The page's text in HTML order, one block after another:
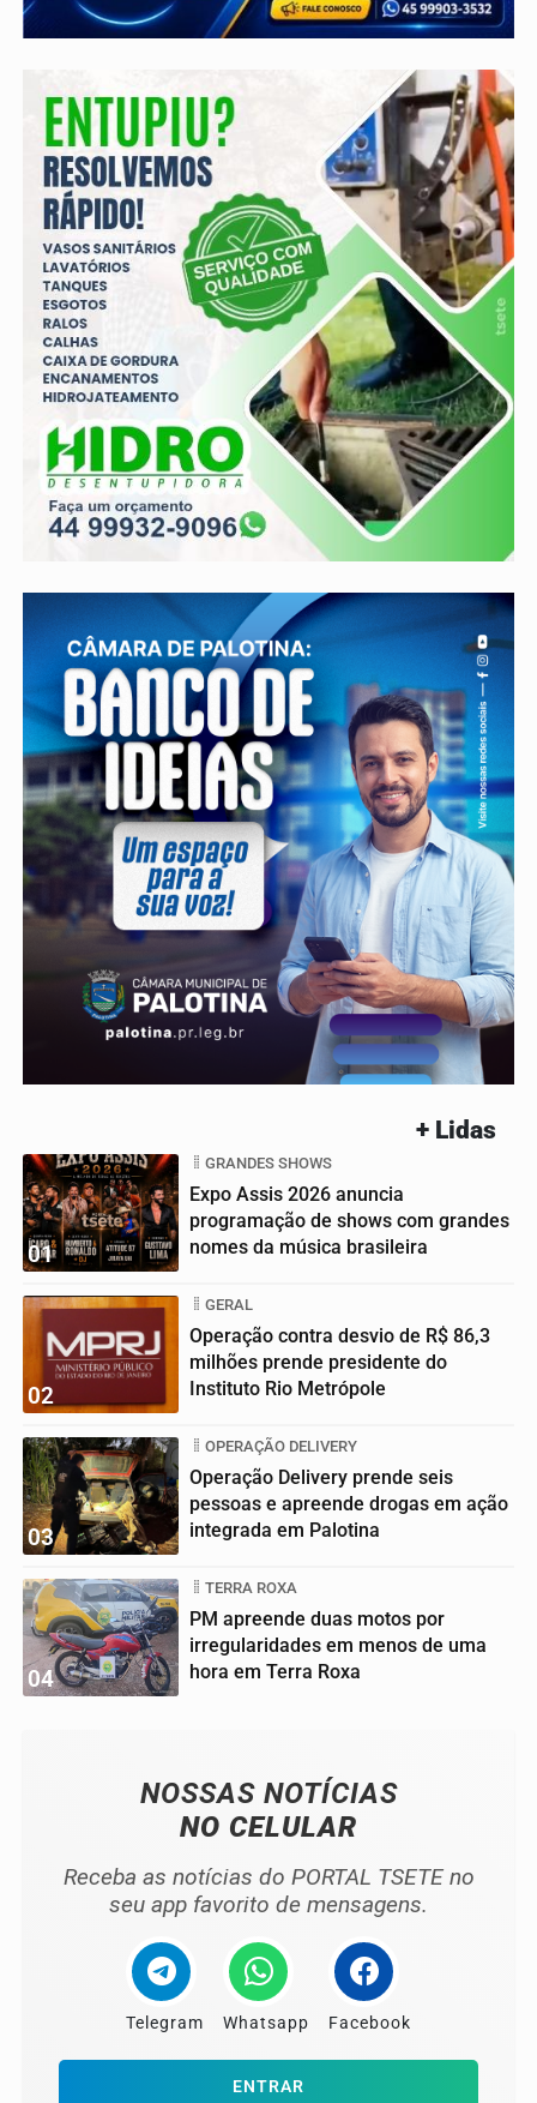
+ Lidas
01
GRANDES SHOWS
Expo Assis 2026 anuncia
programação de shows com grandes
nomes da música brasileira
02
GERAL
Operação contra desvio de R$ 86,3
milhões prende presidente do
Instituto Rio Metrópole
03
OPERAÇÃO DELIVERY
Operação Delivery prende seis
pessoas e apreende drogas em ação
integrada em Palotina
04
TERRA ROXA
PM apreende duas motos por
irregularidades em menos de uma
hora em Terra Roxa
NOSSAS NOTÍCIAS
NO CELULAR
Receba as notícias do PORTAL TSETE no
seu app favorito de mensagens.
Telegram Whatsapp Facebook
ENTRAR